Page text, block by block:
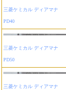
三菱ケミカル ディアマナ
PD40
三菱ケミカル ディアマナ
PD50
三菱ケミカル ディアマナ